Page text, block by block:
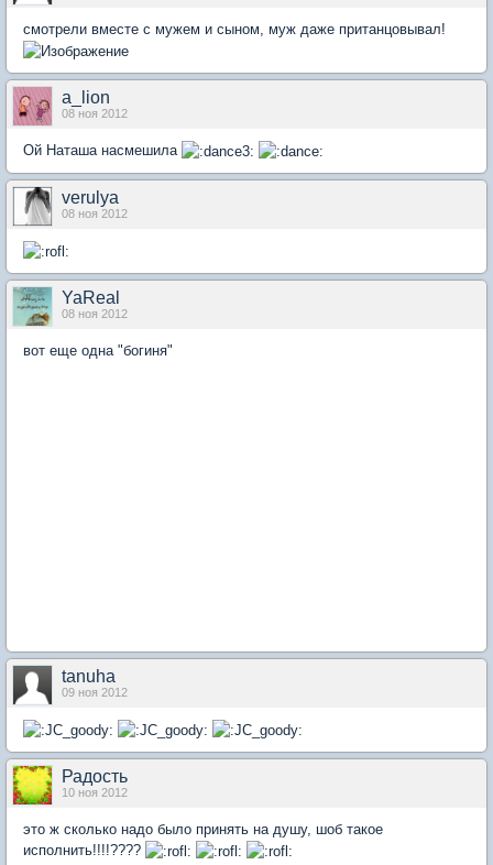
смотрели вместе с мужем и сыном, муж даже пританцовывал!
a_lion
08 ноя 2012
Ой Наташа насмешила
verulya
08 ноя 2012
YaReal
08 ноя 2012
вот еще одна "богиня"
tanuha
09 ноя 2012
Радость
10 ноя 2012
это ж сколько надо было принять на душу, шоб такое
исполнить!!!!????